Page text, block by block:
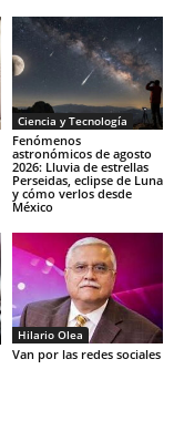
Ciencia y Tecnología
Fenómenos
astronómicos de agosto
2026: Lluvia de estrellas
Perseidas, eclipse de Luna
y cómo verlos desde
México
Hilario Olea
Van por las redes sociales